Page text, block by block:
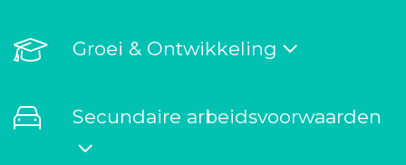
Groei & Ontwikkeling
Secundaire arbeidsvoorwaarden